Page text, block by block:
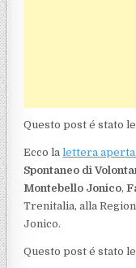
Questo post é stato
Ecco lalettera
Spontaneo di
Montebello Jonico,
Trenitalia, alla
Jonico.
Questo post é stato